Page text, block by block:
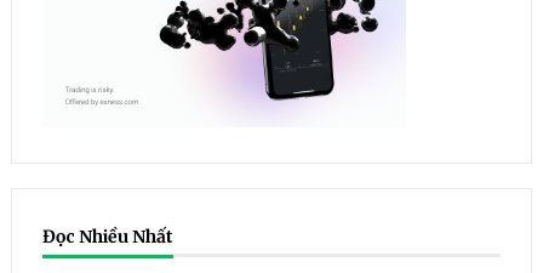
Đọc Nhiều Nhất